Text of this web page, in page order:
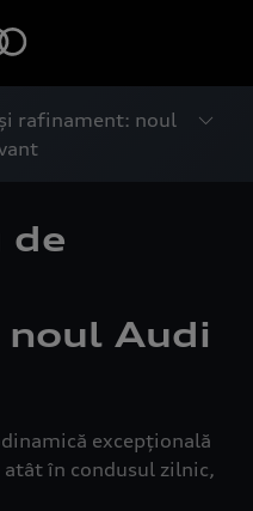
rafinament: noul
de
Audi
excepțională
în condusul zilnic,